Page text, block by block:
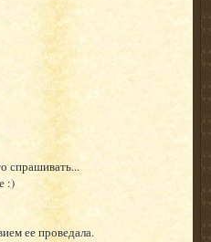
спрашивать...
:)
ее проведала.